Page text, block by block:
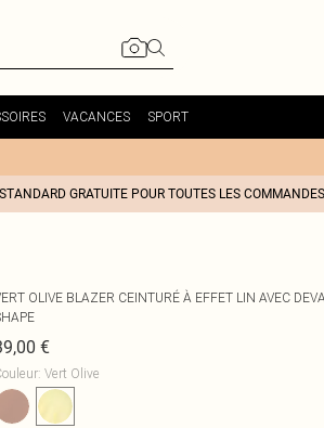
VACANCES SPORT
GRATUITE POUR TOUTES LES COMMANDES
OLIVE BLAZER CEINTURÉ À EFFET LIN AVEC
€
: Vert Olive